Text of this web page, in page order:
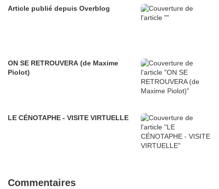
Article publié depuis Overblog
ON SE RETROUVERA (de Maxime
Piolot)
LE CÉNOTAPHE - VISITE VIRTUELLE
Commentaires